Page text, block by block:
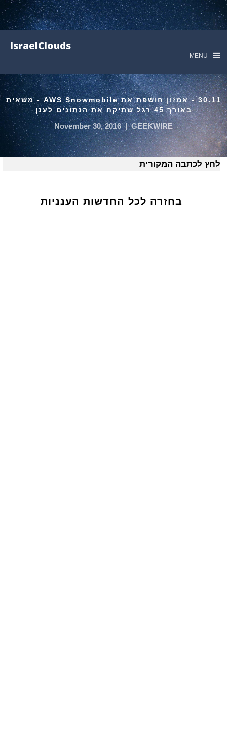
IsraelClouds
MENU
30.11 - אמזון חושפת את AWS Snowmobile - משאית
באורך 45 רגל שתיקח את הנתונים לענן
GEEKWIRE
|
November 30, 2016
לחץ לכתבה המקורית
בחזרה לכל החדשות הענניות